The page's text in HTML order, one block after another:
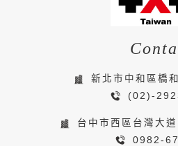
新北市中和區橋
(02)-
台中市西區台灣大
0982-